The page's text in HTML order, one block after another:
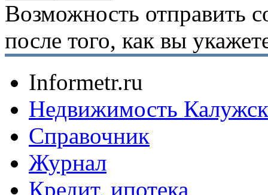
Возможность отправить
после того, как вы
Informetr.ru
Недвижимость
Справочник
Журнал
Кредит, ипотека